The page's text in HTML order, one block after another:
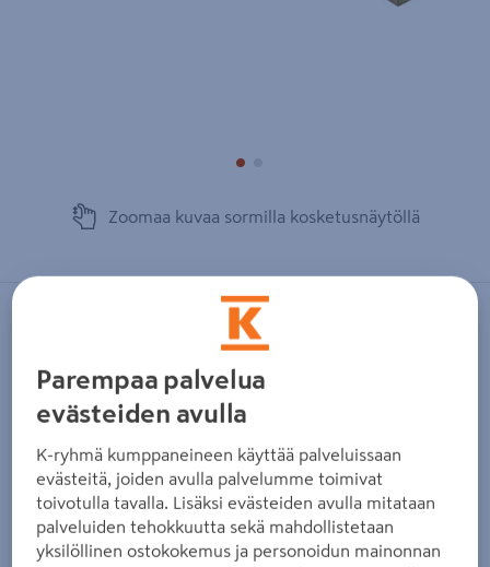
Zoomaa kuvaa sormilla kosketusnäytöllä
sileä 21x95x4800 NTR/AB
Vihreä ja sileä AB-luokan painekyllästetty PROF-
terassilauta. Kestopuu on kestävä valinta kaikkin
maanpinnan yläpuolisiin rakenteisiin. Saatavilla eri
Parempaa palvelua
evästeiden avulla
K-ryhmä kumppaneineen käyttää palveluissaan
evästeitä, joiden avulla palvelumme toimivat
toivotulla tavalla. Lisäksi evästeiden avulla mitataan
palveluiden tehokkuutta sekä mahdollistetaan
yksilöllinen ostokokemus ja personoidun mainonnan